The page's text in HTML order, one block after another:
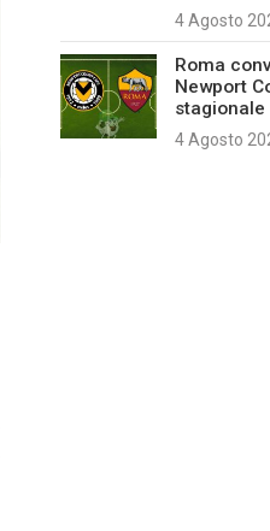
4 Agosto
Roma
Newport
stagionale
4 Agosto